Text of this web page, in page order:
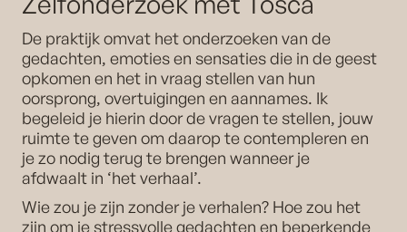
De praktijk omvat het onderzoeken van de
gedachten, emoties en sensaties die in de geest
opkomen en het in vraag stellen van hun
oorsprong, overtuigingen en aannames. Ik
begeleid je hierin door de vragen te stellen, jouw
ruimte te geven om daarop te contempleren en
je zo nodig terug te brengen wanneer je
afdwaalt in ‘het verhaal’.
Wie zou je zijn zonder je verhalen? Hoe zou het
zijn om je stressvolle gedachten en beperkende